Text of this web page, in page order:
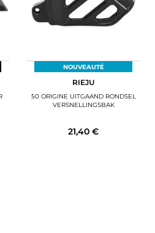
NOUVEAUTÉ
RIEJU
50 ORIGINE UITGAAND RONDSEL
VERSNELLINGSBAK
21,40 €